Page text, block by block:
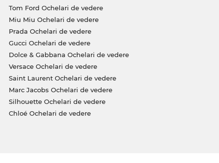
Tom Ford Ochelari de vedere
Miu Miu Ochelari de vedere
Prada Ochelari de vedere
Gucci Ochelari de vedere
Dolce & Gabbana Ochelari de vedere
Versace Ochelari de vedere
Saint Laurent Ochelari de vedere
Marc Jacobs Ochelari de vedere
Silhouette Ochelari de vedere
Chloé Ochelari de vedere